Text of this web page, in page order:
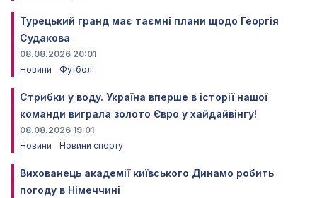
Турецький гранд має таємні плани щодо Георгія
Судакова
08.08.2026 20:01
Новини
Футбол
Стрибки у воду. Україна вперше в історії нашої
команди виграла золото Євро у хайдайвінгу!
08.08.2026 19:01
Новини
Новини спорту
Вихованець академії київського Динамо робить
погоду в Німеччині